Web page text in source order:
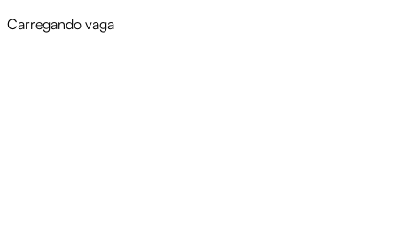
Carregando vaga